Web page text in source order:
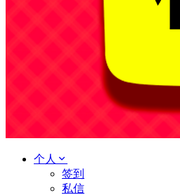
个人
签到
私信